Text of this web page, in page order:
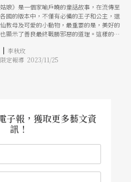
姑娘》是一個家喻戶曉的童話故事，在流傳至
國的版本中，不僅有必備的王子和公主，還
教母及可愛的小動物，最重要的是，美好的
顯示了善良最終戰勝邪惡的道理。這樣的一
樂劇等各種形式呈現，音樂學者焦元溥說：
100年前的童話故事研究，關於《灰姑娘》
西尼的，另一就是法國作曲家馬斯內。」兩個
差異在於，前者雖然是很厲害的作曲家，但
較為寫實；而後者則是商請劇作家將原本的故
| 李秋玫
定報導 2023/11/25
子報，獲取更多藝文資
訊！